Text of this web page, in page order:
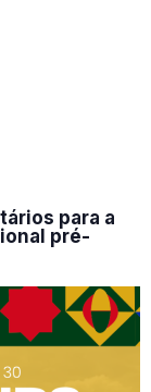
para a
pré-